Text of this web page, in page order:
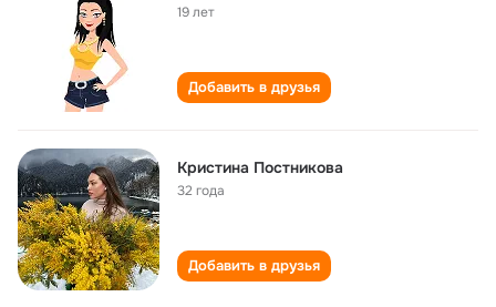
19 лет
Добавить в друзья
Кристина Постникова
32 года
Добавить в друзья